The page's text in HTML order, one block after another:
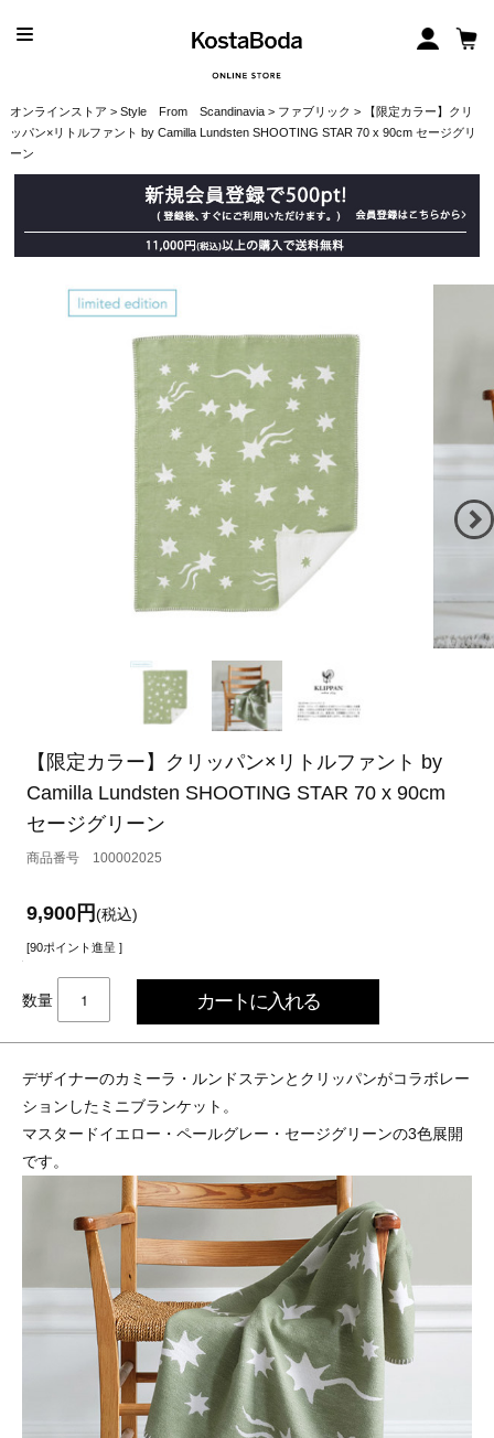
オンラインストア > Style From Scandinavia> ファブリック > 【限定カラー】クリ
ッパン×リトルファント by Camilla Lundsten SHOOTING STAR 70 x 90cm セージグリ
ーン
【限定カラー】クリッパン×リトルファント by
Camilla Lundsten SHOOTING STAR 70 x 90cm
セージグリーン
100002025
9,900円(税込)
[90ポイント進呈 ]
数量
デザイナーのカミーラ・ルンドステンとクリッパンがコラボレー
ションしたミニブランケット。
マスタードイエロー・ペールグレー・セージグリーンの3色展開
です。